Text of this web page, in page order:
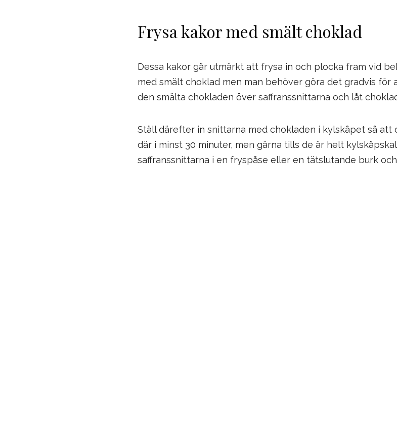
Frysa kakor med smält choklad
Dessa kakor går utmärkt att frysa in och plocka fram vid
med smält choklad men man behöver göra det gradvis för
den smälta chokladen över saffranssnittarna och låt
Ställ därefter in snittarna med chokladen i kylskåpet så att
där i minst 30 minuter, men gärna tills de är helt
saffranssnittarna i en fryspåse eller en tätslutande burk